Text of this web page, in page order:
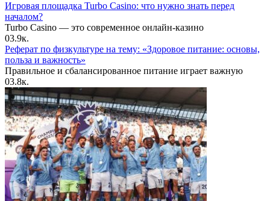
Игровая площадка Turbo Casino: что нужно знать перед
началом?
Turbo Casino — это современное онлайн-казино
03.9к.
Реферат по физкультуре на тему: «Здоровое питание: основы,
польза и важность»
Правильное и сбалансированное питание играет важную
03.8к.